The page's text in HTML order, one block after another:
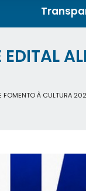
FOMENTO À CULTURA